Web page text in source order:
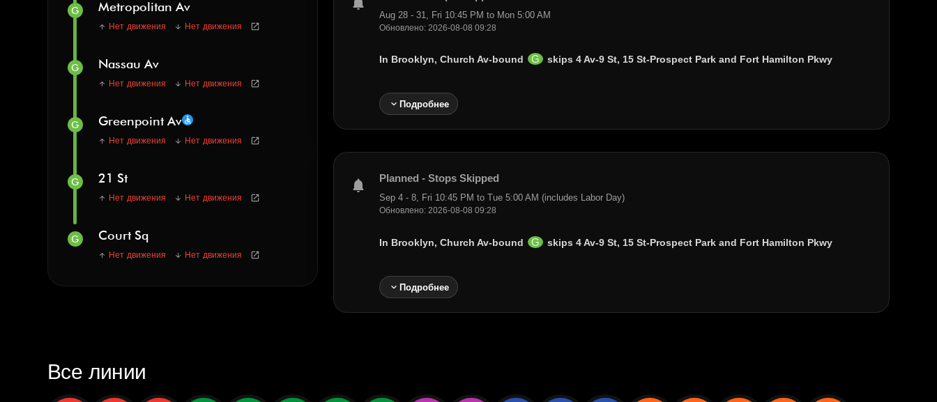
G Metropolitan Av
arrow_upward Нет движения arrow_downward Нет движения open_in_new
G Nassau Av
arrow_upward Нет движения arrow_downward Нет движения open_in_new
G Greenpoint Avaccessible
arrow_upward Нет движения arrow_downward Нет движения open_in_new
G 21 St
arrow_upward Нет движения arrow_downward Нет движения open_in_new
G Court Sq
arrow_upward Нет движения arrow_downward Нет движения open_in_new
Aug 28 - 31, Fri 10:45 PM to Mon 5:00 AM
Обновлено: 2026-08-08 09:28
In Brooklyn, Church Av-bound G skips4 Av-9 St, 15 St-Prospect Park and Fort Hamilton Pkwy
expand_moreПодробнее
notifications Planned - Stops Skipped
Sep 4 - 8, Fri 10:45 PM to Tue 5:00 AM (includes Labor Day)
Обновлено: 2026-08-08 09:28
In Brooklyn, Church Av-bound G skips4 Av-9 St, 15 St-Prospect Park and Fort Hamilton Pkwy
expand_moreПодробнее
Все линии